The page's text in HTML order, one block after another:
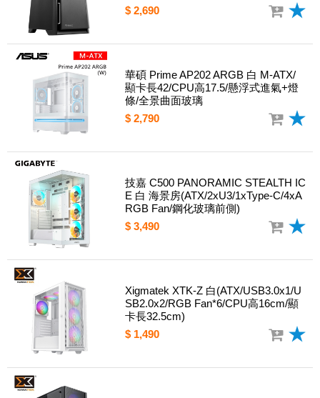
$ 2,690
華碩 Prime AP202 ARGB 白 M-ATX/
顯卡長42/CPU高17.5/懸浮式進氣+燈
條/全景曲面玻璃
$ 2,790
技嘉 C500 PANORAMIC STEALTH IC
E 白 海景房(ATX/2xU3/1xType-C/4xA
RGB Fan/鋼化玻璃前側)
$ 3,490
Xigmatek XTK-Z 白(ATX/USB3.0x1/U
SB2.0x2/RGB Fan*6/CPU高16cm/顯
卡長32.5cm)
$ 1,490